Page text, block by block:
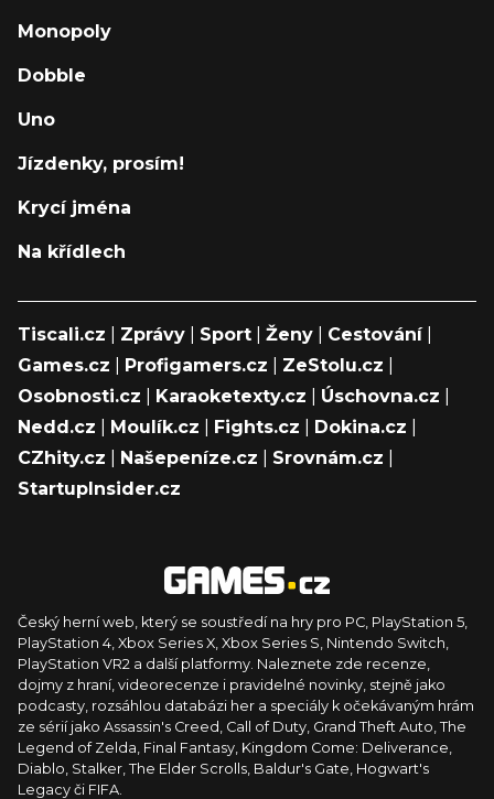
Monopoly
Dobble
Uno
Jízdenky, prosím!
Krycí jména
Na křídlech
Tiscali.cz Zprávy Sport Ženy Cestování|
Games.cz
Profigamers.cz ZeStolu.cz
Osobnosti.cz
Karaoketexty.cz Úschovna.cz
Nedd.cz
Moulík.cz Fights.cz Dokina.cz
CZhity.cz
Našepeníze.cz Srovnám.cz
StartupInsider.cz
Český herní web, který se soustředí na hry pro PC, PlayStation 5,
PlayStation 4, Xbox Series X, Xbox Series S, Nintendo Switch,
PlayStation VR2 a další platformy. Naleznete zde recenze,
dojmy z hraní, videorecenze i pravidelné novinky, stejně jako
podcasty, rozsáhlou databázi her a speciály k očekávaným hrám
ze sérií jako Assassin's Creed, Call of Duty, Grand Theft Auto, The
Legend of Zelda, Final Fantasy, Kingdom Come: Deliverance,
Diablo, Stalker, The Elder Scrolls, Baldur's Gate, Hogwart's
Legacy či FIFA.